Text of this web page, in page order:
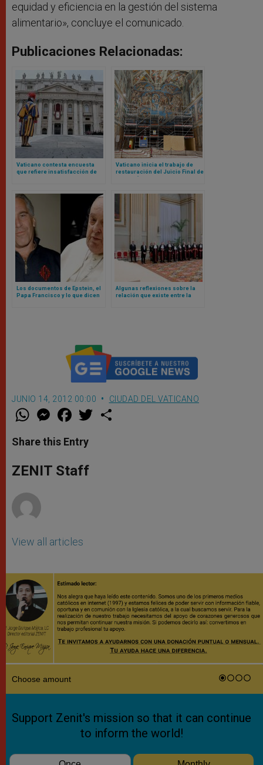
equidad y eficiencia en la gestión del sistema
alimentario», concluye el comunicado.
Publicaciones Relacionadas:
Vaticano contesta encuesta
que refiere insatisfacción de
Vaticano inicia el trabajo de
restauración del Juicio Final de
Miguel Ángel en Capilla Sixtina
Los documentos de Epstein, el
Papa Francisco y lo que dicen
Algunas reflexiones sobre la
relación que existe entre la
JUNIO 14, 2012 00:00 CIUDAD DEL VATICANO
W
t
s
p
p
M
e
s
e
g
e
F
a
e
b
o
k
w
Share this Entry
ZENIT Staff
View all articles